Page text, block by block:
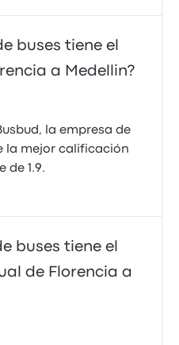
buses tiene el
a Medellin?
la empresa de
la mejor calificación
de 1.9.
buses tiene el
de Florencia a